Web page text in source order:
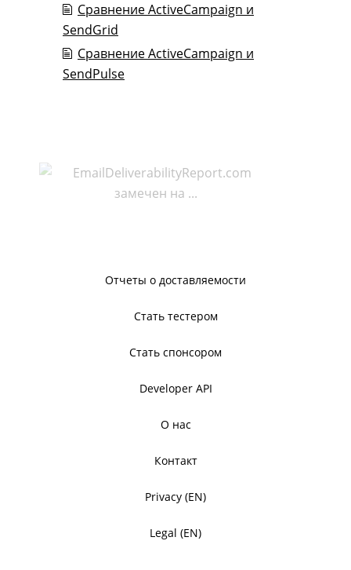
Сравнение ActiveCampaign и
SendGrid
Сравнение ActiveCampaign и
SendPulse
Отчеты о доставляемости
Стать тестером
Стать спонсором
Developer API
О нас
Контакт
Privacy (EN)
Legal (EN)